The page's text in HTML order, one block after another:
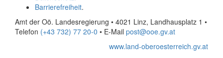
Barrierefreiheit.
Amt der Oö. Landesregierung • 4021 Linz, Landhausplatz 1 •
Telefon (+43 732) 77 20-0 • E-Mail post@ooe.gv.at
www.land-oberoesterreich.gv.at